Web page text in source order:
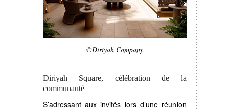
©Diriyah Company
Diriyah Square, célébration de la
communauté
S’adressant aux invités lors d’une réunion